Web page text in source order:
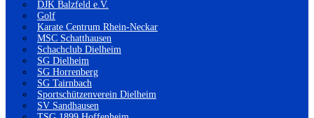
DJK Balzfeld e.V.
Golf
Karate Centrum Rhein-Neckar
MSC Schatthausen
Schachclub Dielheim
SG Dielheim
SG Horrenberg
SG Tairnbach
Sportschützenverein Dielheim
SV Sandhausen